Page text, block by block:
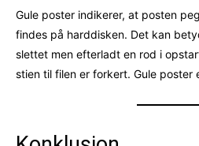
Gule poster indikerer, at posten
findes på harddisken. Det kan
slettet men efterladt en rod i
stien til filen er forkert. Gule poster